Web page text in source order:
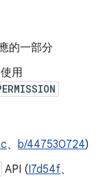
的一部分
用
、 b/447530724)
API (I7d54f、